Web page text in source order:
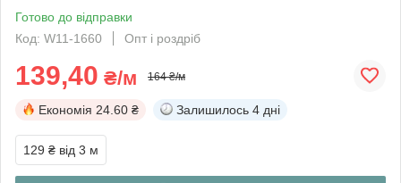
Готово до відправки
Код: W11-1660
Опт і роздріб
139,40 ₴/м 164 ₴/м
Економія 24.60 ₴ Залишилось 4 дні
129 ₴ від 3 м